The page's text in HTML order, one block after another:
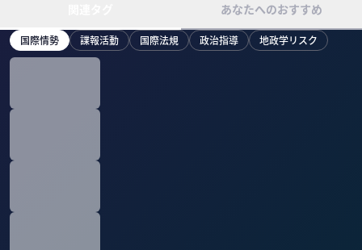
あなたへのおすすめ
国際情勢 諜報活動 国際法規 政治指導 地政学リスク